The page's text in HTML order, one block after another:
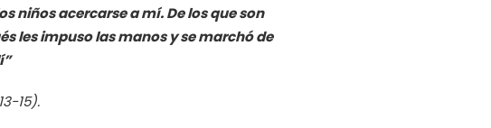
niños acercarse a mí. De los que son
les impuso las manos y se marchó de
15).